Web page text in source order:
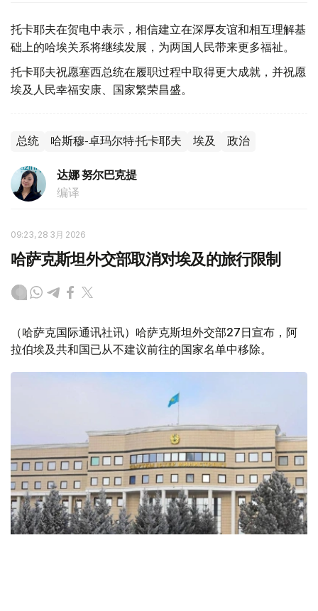
托卡耶夫在贺电中表示，相信建立在深厚友谊和相互理解基
础上的哈埃关系将继续发展，为两国人民带来更多福祉。
托卡耶夫祝愿塞西总统在履职过程中取得更大成就，并祝愿
埃及人民幸福安康、国家繁荣昌盛。
总统 哈斯穆-卓玛尔特·托卡耶夫 埃及 政治
达娜 努尔巴克提
编译
09:23, 28 3月 2026
哈萨克斯坦外交部取消对埃及的旅行限制
（哈萨克国际通讯社讯）哈萨克斯坦外交部27日宣布，阿
拉伯埃及共和国已从不建议前往的国家名单中移除。